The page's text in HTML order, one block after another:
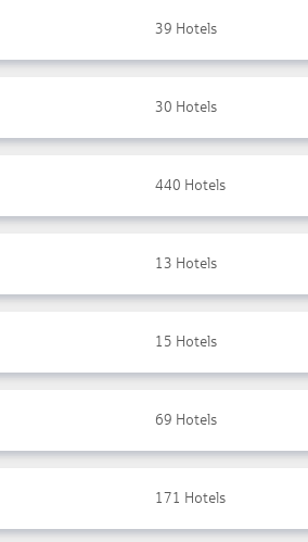
39 Hotels
30 Hotels
440 Hotels
13 Hotels
15 Hotels
69 Hotels
171 Hotels